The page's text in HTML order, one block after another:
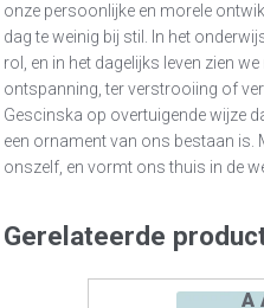
onze persoonlijke en morele
dag te weinig bij stil. In het
rol, en in het dagelijks leven zien
ontspanning, ter verstrooiing of
Gescinska op overtuigende wijze
een ornament van ons bestaan is.
onszelf, en vormt ons thuis in de
Gerelateerde